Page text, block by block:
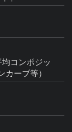
コンポジッ